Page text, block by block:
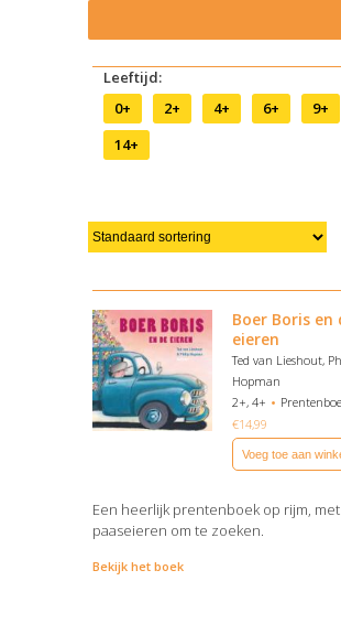
Leeftijd:
0+
2+ 4+ 6+ 9+
14+
Boer Boris en
eieren
Ted van Lieshout,
Hopman
2+, 4+
€14,99
Voeg toe aan
Een heerlijk prentenboek op rijm,
paaseieren om te zoeken.
Bekijk het boek